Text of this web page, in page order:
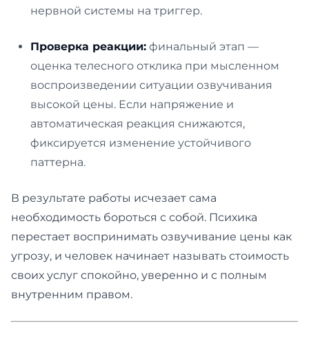
нервной системы на триггер.
Проверка реакции: финальный этап —
оценка телесного отклика при мысленном
воспроизведении ситуации озвучивания
высокой цены. Если напряжение и
автоматическая реакция снижаются,
фиксируется изменение устойчивого
паттерна.
В результате работы исчезает сама
необходимость бороться с собой. Психика
перестает воспринимать озвучивание цены как
угрозу, и человек начинает называть стоимость
своих услуг спокойно, уверенно и с полным
внутренним правом.